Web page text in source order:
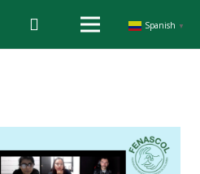
Spanish ▼